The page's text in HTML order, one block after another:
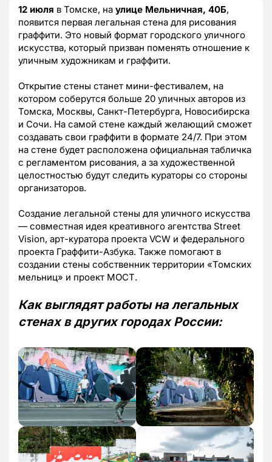
12 июля в Томске, на улице Мельничная, 40Б,
появится первая легальная стена для рисования
граффити. Это новый формат городского уличного
искусства, который призван поменять отношение к
уличным художникам и граффити.
Открытие стены станет мини-фестивалем, на
котором соберутся больше 20 уличных авторов из
Томска, Москвы, Санкт-Петербурга, Новосибирска
и Сочи. На самой стене каждый желающий сможет
создавать свои граффити в формате 24/7. При этом
на стене будет расположена официальная табличка
с регламентом рисования, а за художественной
целостностью будут следить кураторы со стороны
организаторов.
Создание легальной стены для уличного искусства
— совместная идея креативного агентства Street
Vision, арт-куратора проекта VCW и федерального
проекта Граффити-Азбука. Также помогают в
создании стены собственник территории «Томских
мельниц» и проект МОСТ.
Как выглядят работы на легальных
стенах в других городах России: